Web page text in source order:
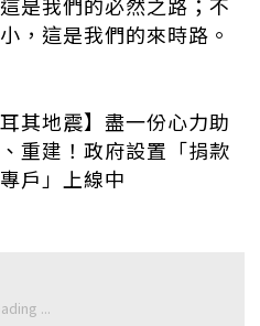
，這是我們的來時路。
耳其地震】盡一份心力助
重建！政府設置「捐款
戶」上線中